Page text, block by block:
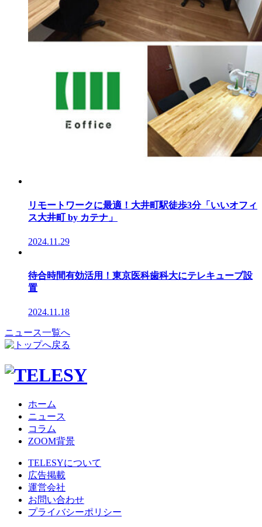
リモートワークに最適！大井町駅徒歩3分「いいオフィ
ス大井町 by カテナ」
2024.11.29
待合時間有効活用！東京医科歯科大にテレキューブ設
置
2024.11.18
ニュース一覧へ
ホーム
ニュース
コラム
ZOOM背景
TELESYについて
広告掲載
運営会社
お問い合わせ
プライバシーポリシー